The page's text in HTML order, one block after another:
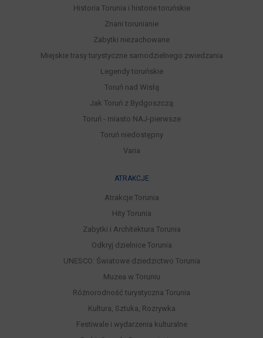
Historia Torunia i historie toruńskie
Znani torunianie
Zabytki niezachowane
Miejskie trasy turystyczne samodzielnego zwiedzania
Legendy toruńskie
Toruń nad Wisłą
Jak Toruń z Bydgoszczą
Toruń - miasto NAJ-pierwsze
Toruń niedostępny
Varia
ATRAKCJE
Atrakcje Torunia
Hity Torunia
Zabytki i Architektura Torunia
Odkryj dzielnice Torunia
UNESCO: Światowe dziedzictwo Torunia
Muzea w Toruniu
Różnorodność turystyczna Torunia
Kultura, Sztuka, Rozrywka
Festiwale i wydarzenia kulturalne